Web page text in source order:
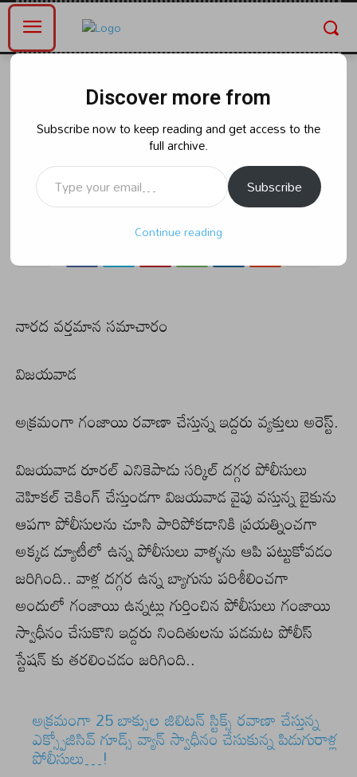
అక్రమంగా గంజాయి రవాణా చేస్తున్న
ఇద్దరు వ్యక్తులు అరెస్ట్.
naradanews.in Sunday, June 30, 2024 3:15 am 0
నారద వర్తమాన సమాచారం
విజయవాడ
అక్రమంగా గంజాయి రవాణా చేస్తున్న ఇద్దరు వ్యక్తులు అరెస్ట్.
విజయవాడ రూరల్ ఎనికెపాడు సర్కిల్ దగ్గర పోలీసులు
వెహికల్ చెకింగ్ చేస్తుండగా విజయవాడ వైపు వస్తున్న బైకును
ఆపగా పోలీసులను చూసి పారిపోకడానికి ప్రయత్నించగా
అక్కడ డ్యూటీలో ఉన్న పోలీసులు వాళ్ళను ఆపి పట్టుకోవడం
జరిగింది.. వాళ్ల దగ్గర ఉన్న బ్యాగును పరిశీలించగా
అందులో గంజాయి ఉన్నట్లు గుర్తించిన పోలీసులు గంజాయి
స్వాధీనం చేసుకొని ఇద్దరు నిందితులను పడమట పోలీస్
స్టేషన్ కు తరలించడం జరిగింది..
అక్రమంగా 25 బాక్సుల జిలిటన్ స్టిక్స్ రవాణా చేస్తున్న
ఎక్స్పోజిసివ్ గూడ్స్ వ్యాన్ స్వాధీనం చేసుకున్న పిడుగురాళ్ల
పోలీసులు…!
Discover more from
Subscribe now to keep reading and get access to the
full archive.
Type your email…
Subscribe
Continue reading